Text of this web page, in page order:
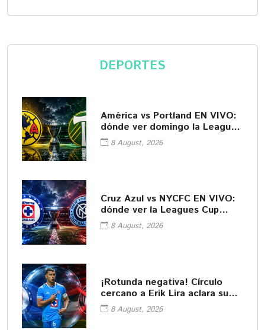
DEPORTES
América vs Portland EN VIVO:
dónde ver domingo la Leagues
Cup8 August, 2026
Cruz Azul vs NYCFC EN VIVO:
dónde ver la Leagues Cup
20268 August, 2026
¡Rotunda negativa! Círculo
cercano a Erik Lira aclara su
futuro
8 August, 2026